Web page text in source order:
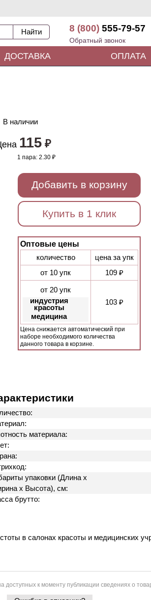
8 (800) 555-79-57
Обратный звонок
ДОСТАВКА ОПЛАТА
В наличии
115 ₽
1 пара: 2.30 ₽
Добавить в корзину
Купить в 1 клик
Оптовые цены
количество
цена за упк
от 10 упк
109 ₽
от 20 упк
индустрия
красоты
медицина
103 ₽
Цена снижается автоматический при
наборе необходимого количества
данного товара в корзине.
материала:
упаковки (Длина х
х Высота), см:
брутто:
в салонах красоты и медицинских
к моменту публикации сведениях о